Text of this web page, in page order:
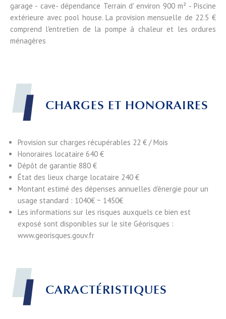
garage - cave- dépendance Terrain d' environ 900 m² - Piscine
extérieure avec pool house. La provision mensuelle de 22.5 €
comprend l'entretien de la pompe à chaleur et les ordures
ménagères
CARACTÉRISTIQUES
CHARGES ET HONORAIRES
Provision sur charges récupérables 22 € / Mois
Honoraires locataire 640 €
Dépôt de garantie 880 €
État des lieux charge locataire 240 €
Montant estimé des dépenses annuelles d'énergie pour un
usage standard : 1040€ ~ 1450€
Les informations sur les risques auxquels ce bien est
exposé sont disponibles sur le site Géorisques :
www.georisques.gouv.fr